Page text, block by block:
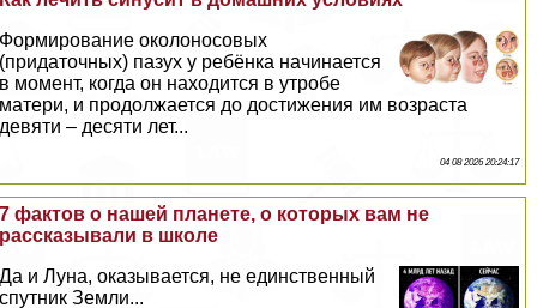
Формирование околоносовых
(придаточных) пазух у ребёнка начинается
в момент, когда он находится в утробе
матери, и продолжается до достижения им возраста
девяти – десяти лет...
04 08 2026 20:24:17
7 фактов о нашей планете, о которых вам не
рассказывали в школе
Да и Луна, оказывается, не единственный
спутник Земли...